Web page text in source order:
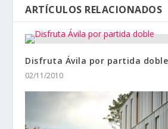
ARTÍCULOS RELACIONADOS
Disfruta Ávila por partida doble
02/11/2010